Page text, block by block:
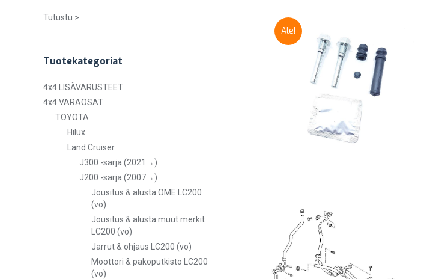
Ale!
Tutustu >
Tuotekategoriat
4x4 LISÄVARUSTEET
4x4 VARAOSAT
TOYOTA
Hilux
Land Cruiser
J300 -sarja (2021→)
J200 -sarja (2007→)
Jousitus & alusta OME LC200
(vo)
Jousitus & alusta muut merkit
LC200 (vo)
Jarrut & ohjaus LC200 (vo)
Moottori & pakoputkisto LC200
(vo)